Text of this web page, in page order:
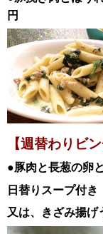
円
【週替わりビ
●豚肉と長葱の卵
日替りスープ付
又は、きざみ揚